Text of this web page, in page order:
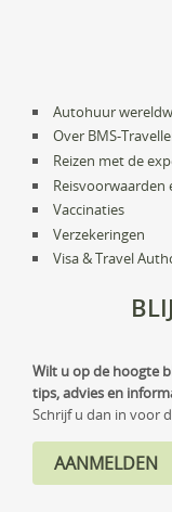
Autohuur
Over BMS-
Reizen met de
Reisvoorwaarden
Vaccinaties
Verzekeringen
Visa & Travel
Wilt u op de hoogte
tips, advies en
Schrijf u dan in voor